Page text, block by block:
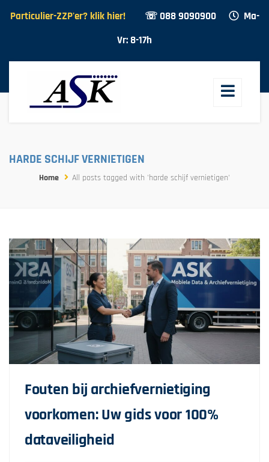
Particulier-ZZP'er? klik hier! ☏ 088 9090900
Ma-
Vr: 8-17h
HARDE SCHIJF VERNIETIGEN
Home All posts tagged with 'harde schijf vernietigen'
Fouten bij archiefvernietiging
voorkomen: Uw gids voor 100%
dataveiligheid